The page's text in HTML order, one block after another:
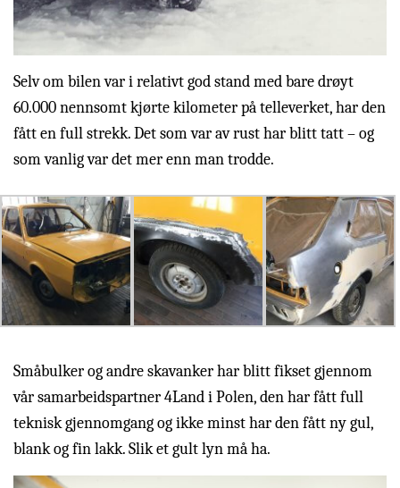
Selv om bilen var i relativt god stand med bare drøyt
60.000 nennsomt kjørte kilometer på telleverket, har den
fått en full strekk. Det som var av rust har blitt tatt – og
som vanlig var det mer enn man trodde.
Småbulker og andre skavanker har blitt fikset gjennom
vår samarbeidspartner 4Land i Polen, den har fått full
teknisk gjennomgang og ikke minst har den fått ny gul,
blank og fin lakk. Slik et gult lyn må ha.